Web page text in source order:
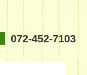
072-452-7103